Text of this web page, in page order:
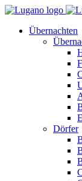
Übernachten
Dörfer